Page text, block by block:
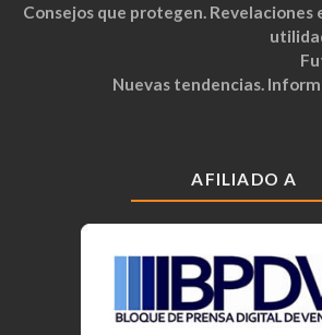
Consejos que protegen. Revelaciones
Nuevas tendencias.
AFILIADO A